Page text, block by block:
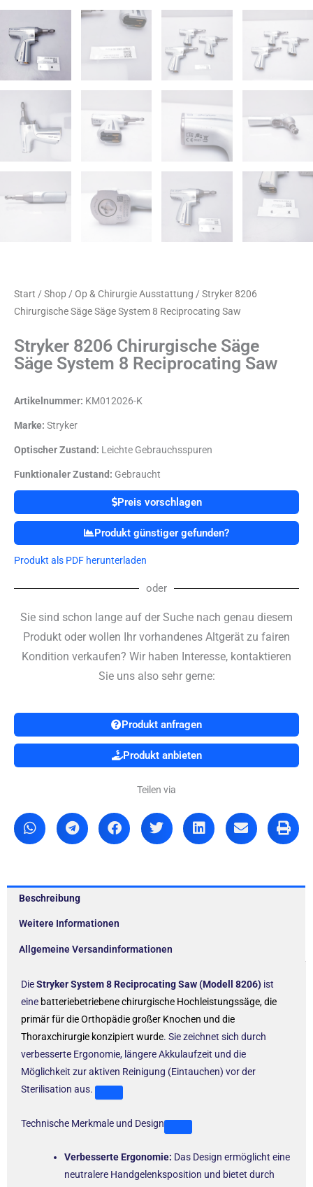
Start / Shop / Op & Chirurgie Ausstattung / Stryker 8206
Chirurgische Säge Säge System 8 Reciprocating Saw
Stryker 8206 Chirurgische Säge
Säge System 8 Reciprocating Saw
Artikelnummer: KM012026-K
Marke: Stryker
Optischer Zustand: Leichte Gebrauchsspuren
Funktionaler Zustand: Gebraucht
Preis vorschlagen
Produkt günstiger gefunden?
Produkt als PDF herunterladen
oder
Sie sind schon lange auf der Suche nach genau diesem
Produkt oder wollen Ihr vorhandenes Altgerät zu fairen
Kondition verkaufen? Wir haben Interesse, kontaktieren
Sie uns also sehr gerne:
Produkt anfragen
Produkt anbieten
Teilen via
Beschreibung
Weitere Informationen
Allgemeine Versandinformationen
DieStryker System 8 Reciprocating Saw (Modell 8206) ist
eine batteriebetriebene chirurgische Hochleistungssäge, die
primär für die Orthopädie großer Knochen und die
Thoraxchirurgie konzipiert wurde. Sie zeichnet sich durch
verbesserte Ergonomie, längere Akkulaufzeit und die
Möglichkeit zur aktiven Reinigung (Eintauchen) vor der
Sterilisation aus.
Technische Merkmale und Design
Verbesserte Ergonomie: Das Design ermöglicht eine
neutralere Handgelenksposition und bietet durch